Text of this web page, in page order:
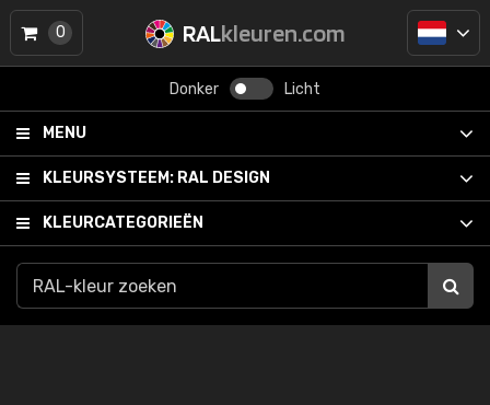
RALkleuren.com
Donker Licht
MENU
KLEURSYSTEEM: RAL DESIGN
KLEURCATEGORIEËN
0